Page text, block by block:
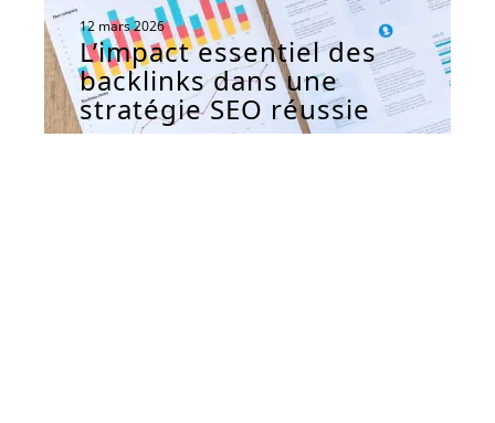
12 mars 2026
L’impact essentiel des
backlinks dans une
stratégie SEO réussie